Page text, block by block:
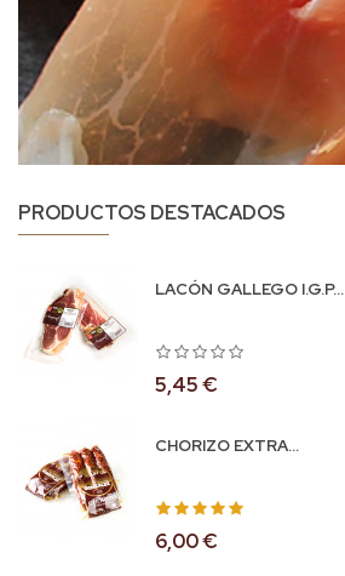
PRODUCTOS DESTACADOS
LACÓN GALLEGO I.G.P...
5,45 €
CHORIZO EXTRA...
6,00 €